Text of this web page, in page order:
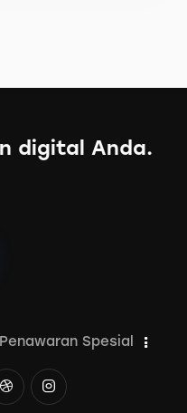
digital Anda.
Penawaran Spesial